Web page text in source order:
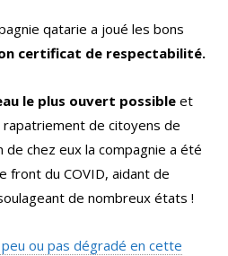
qatarie a joué les bons
certificat de respectabilité.
le plus ouvert possible et
de citoyens de
chez eux la compagnie a été
front du COVID, aidant de
de nombreux états !
ou pas dégradé en cette